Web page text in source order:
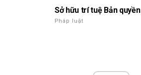
Sở hữu trí tuệ Bản quyền
Pháp luật